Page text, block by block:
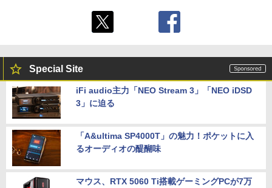
Special Site
iFi audio主力「NEO Stream 3」「NEO iDSD
3」に迫る
「A&ultima SP4000T」の魅力！ポケットに入
るオーディオの醍醐味
マウス、RTX 5060 Ti搭載ゲーミングPCが7万